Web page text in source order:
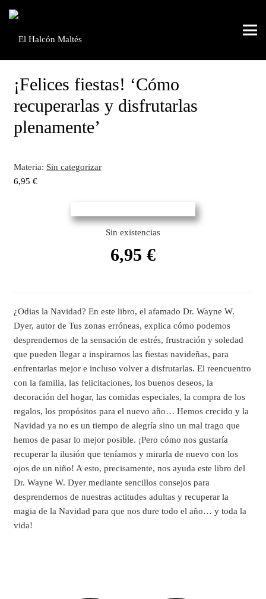
¡Felices fiestas! ‘Cómo
recuperarlas y disfrutarlas
plenamente’
Materia: Sin categorizar
6,95 €
Sin existencias
6,95 €
¿Odias la Navidad? En este libro, el afamado Dr. Wayne W.
Dyer, autor de Tus zonas erróneas, explica cómo podemos
desprendernos de la sensación de estrés, frustración y soledad
que pueden llegar a inspirarnos las fiestas navideñas, para
enfrentarlas mejor e incluso volver a disfrutarlas. El reencuentro
con la familia, las felicitaciones, los buenos deseos, la
decoración del hogar, las comidas especiales, la compra de los
regalos, los propósitos para el nuevo año… Hemos crecido y la
Navidad ya no es un tiempo de alegría sino un mal trago que
hemos de pasar lo mejor posible. ¡Pero cómo nos gustaría
recuperar la ilusión que teníamos y mirarla de nuevo con los
ojos de un niño! A esto, precisamente, nos ayuda este libro del
Dr. Wayne W. Dyer mediante sencillos consejos para
desprendernos de nuestras actitudes adultas y recuperar la
magia de la Navidad para que nos dure todo el año… y toda la
vida!